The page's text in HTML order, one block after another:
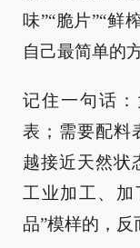
味”“脆片”“鲜
自己最简单的
记住一句话
表；需要配料
越接近天然状
工业加工、加
品”模样的，反